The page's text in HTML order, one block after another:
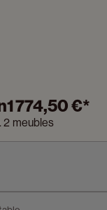
1 774,50 €*
2 meubles